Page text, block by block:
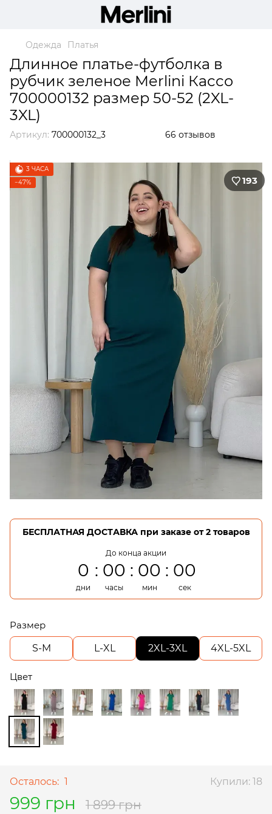
Одежда Платья
Длинное платье-футболка в
рубчик зеленое Merlini Кассо
700000132 размер 50-52 (2XL-
3XL)
Артикул: 700000132_3 66 отзывов
3 ЧАСА
−47%
193
БЕСПЛАТНАЯ ДОСТАВКА при заказе от 2 товаров
До конца акции
0
дни
00
часы
00
мин
00
сек
Размер
S-M
L-XL 2XL-3XL 4XL-5XL
Цвет
Осталось: 1 Купили: 18
999 грн 1 899 грн